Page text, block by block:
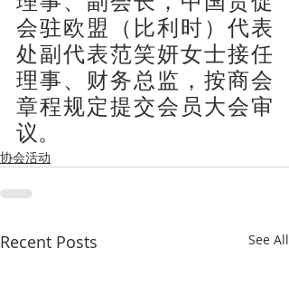
会驻欧盟（比利时）代表
处副代表范笑妍女士接任
理事、财务总监，按商会
章程规定提交会员大会审
议。
协会活动
Recent Posts See All